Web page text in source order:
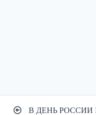
Навигация
В ДЕНЬ РОССИИ